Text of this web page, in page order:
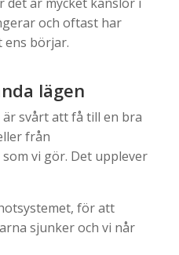
och oftast har
ens börjar.
lägen
svårt att få till en bra
från
vi gör. Det upplever
för att
sjunker och vi når